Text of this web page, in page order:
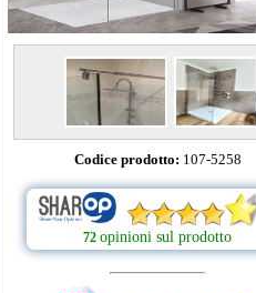
Codice prodotto: 107-5258
72 opinioni sul prodotto